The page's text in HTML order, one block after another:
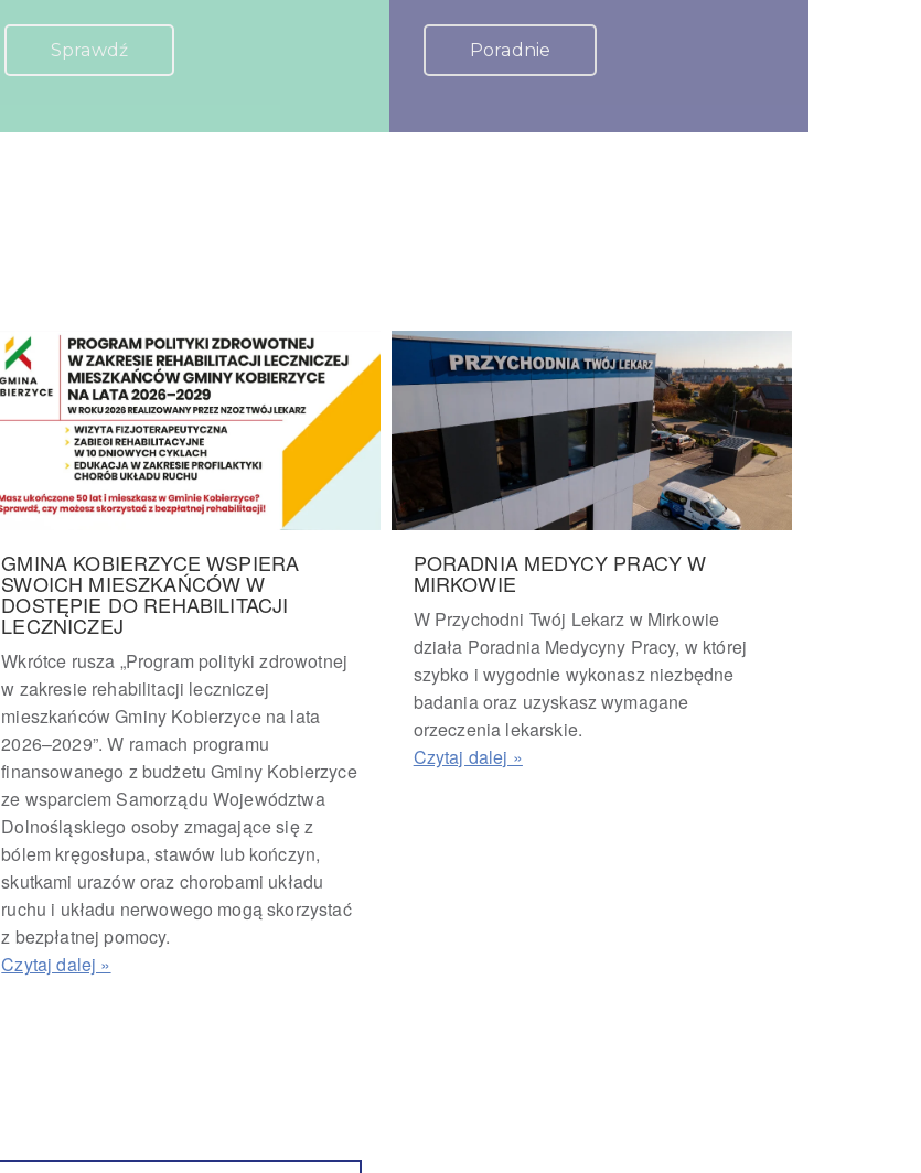
Sprawdź Poradnie
GMINA KOBIERZYCE WSPIERA
SWOICH MIESZKAŃCÓW W
DOSTĘPIE DO REHABILITACJI
LECZNICZEJ
Wkrótce rusza „Program polityki zdrowotnej
w zakresie rehabilitacji leczniczej
mieszkańców Gminy Kobierzyce na lata
2026–2029”. W ramach programu
finansowanego z budżetu Gminy Kobierzyce
ze wsparciem Samorządu Województwa
Dolnośląskiego osoby zmagające się z
bólem kręgosłupa, stawów lub kończyn,
skutkami urazów oraz chorobami układu
ruchu i układu nerwowego mogą skorzystać
z bezpłatnej pomocy.
PORADNIA MEDYCY PRACY W
MIRKOWIE
W Przychodni Twój Lekarz w Mirkowie
działa Poradnia Medycyny Pracy, w której
szybko i wygodnie wykonasz niezbędne
badania oraz uzyskasz wymagane
orzeczenia lekarskie.